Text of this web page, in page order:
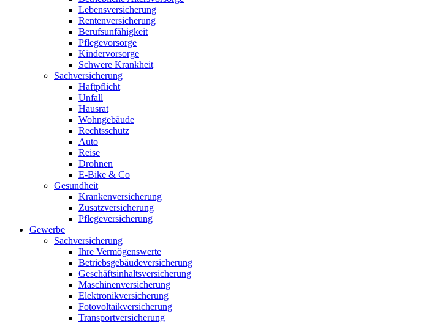
Lebensversicherung
Rentenversicherung
Berufsunfähigkeit
Pflegevorsorge
Kindervorsorge
Schwere Krankheit
Sachversicherung
Haftpflicht
Unfall
Hausrat
Wohngebäude
Rechtsschutz
Auto
Reise
Drohnen
E-Bike & Co
Gesundheit
Krankenversicherung
Zusatzversicherung
Pflegeversicherung
Gewerbe
Sachversicherung
Ihre Vermögenswerte
Betriebsgebäudeversicherung
Geschäftsinhaltsversicherung
Maschinenversicherung
Elektronikversicherung
Fotovoltaikversicherung
Transportversicherung